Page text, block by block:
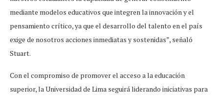
mediante modelos educativos que integren la innovación y el
pensamiento crítico, ya que el desarrollo del talento en el país
exige de nosotros acciones inmediatas y sostenidas”, señaló
Stuart.
Con el compromiso de promover el acceso a la educación
superior, la Universidad de Lima seguirá liderando iniciativas para